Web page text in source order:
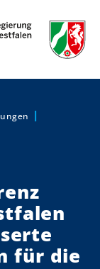
für die